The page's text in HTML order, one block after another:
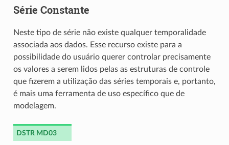
Série Constante
Neste tipo de série não existe qualquer temporalidade
associada aos dados. Esse recurso existe para a
possibilidade do usuário querer controlar precisamente
os valores a serem lidos pelas as estruturas de controle
que fizerem a utilização das séries temporais e, portanto,
é mais uma ferramenta de uso específico que de
modelagem.
DSTR MD03